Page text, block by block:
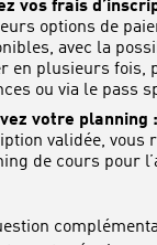
vos frais
options de
avec la
en plusieurs fois,
ou via le pass
votre planning :
validée, vous
de cours pour